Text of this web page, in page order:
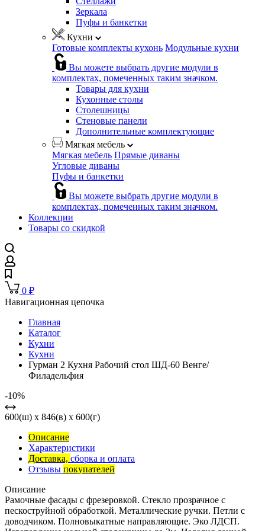
Зеркала
Пуфы и банкетки
Кухни
Готовые комплекты кухонь Модульные кухни
Вы можете выбрать другие модули в
комплектах, помеченных таким значком.
Товары для кухни
Кухонные столы
Столешницы
Стеновые панели
Дополнительные комплектующие
Мягкая мебель
Мягкая мебель Прямые диваны
Угловые диваны
Пуфы и банкетки
Вы можете выбрать другие модули в
комплектах, помеченных таким значком.
Коллекции
Товары со скидкой
0 ₽
Навигационная цепочка
Главная
Каталог
Кухни
Кухни
Гурман 2 Кухня Рабочий стол ШД-60 Венге/
Филадельфия
-10%
600(ш) x 846(в) x 600(г)
Описание
Характеристики
Доставка, сборка и оплата
Отзывы покупателей
Описание
Рамочные фасады с фрезеровкой. Стекло прозрачное с
пескоструйной обработкой. Металлические ручки. Петли с
доводчиком. Полновыкатные направляющие. Эко ЛДСП.